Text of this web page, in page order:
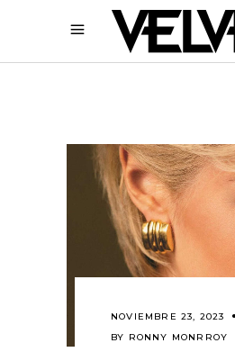
NOVIEMBRE 23, 2023
BY RONNY MONRROY